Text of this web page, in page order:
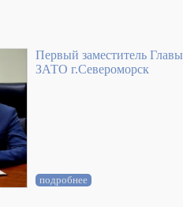
Первый заместитель Главы
ЗАТО г.Североморск
подробнее